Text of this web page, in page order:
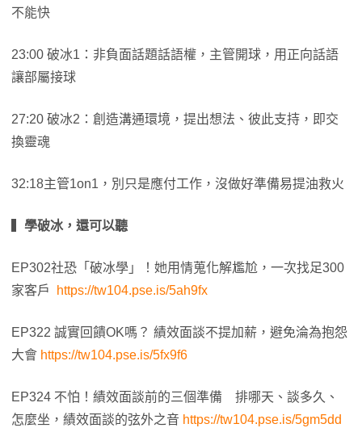
不能快
23:00 破冰1：非負面話題話語權，主管開球，用正向話語
讓部屬接球
27:20 破冰2：創造溝通環境，提出想法、彼此支持，即交
換靈魂
32:18主管1on1，別只是應付工作，沒做好準備易提油救火
學破冰，還可以聽
EP302社恐「破冰學」！她用情蒐化解尷尬，一次找足300
家客戶
https://tw104.pse.is/5ah9fx
EP322 誠實回饋OK嗎？ 績效面談不提加薪，避免淪為抱怨
大會 https://tw104.pse.is/5fx9f6
EP324 不怕！績效面談前的三個準備 排哪天、談多久、
怎麼坐，績效面談的弦外之音 https://tw104.pse.is/5gm5dd